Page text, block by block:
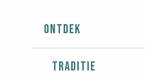
Ontdek
Traditie